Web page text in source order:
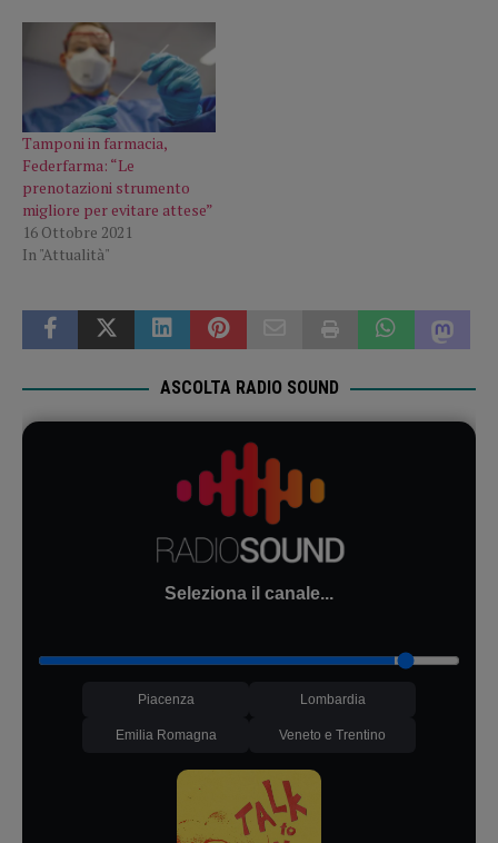
Tamponi in farmacia,
Federfarma: “Le
prenotazioni strumento
migliore per evitare attese”
16 Ottobre 2021
In "Attualità"
ASCOLTA RADIO SOUND
Seleziona il canale...
Piacenza Lombardia
Emilia Romagna Veneto e Trentino